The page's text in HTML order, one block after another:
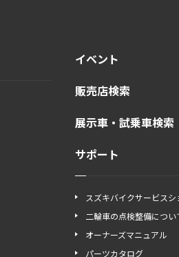
イベント
販売店検索
展示車・試乗車検索
サポート
スズキバイクサービスシ
二輪車の点検整備につい
オーナーズマニュアル
パーツカタログ